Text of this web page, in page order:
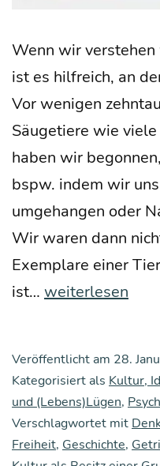
Wenn wir
ist es hilf­reich, an
Vor weni­gen
Säu­ge­tie­re wie
haben wir
bspw. indem wir
umge­han­gen oder
Wir waren dann
Exem­pla­re einer
ist… Wor­
Welt
gemacht
ist,
weiterlesen
Veröffentlicht am 28.
Kategorisiert als Kultur,
und (Lebens)Lügen,
Verschlagwortet mit
Freiheit, Geschichte,